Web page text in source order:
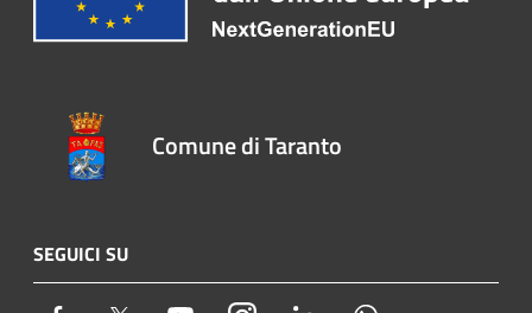
Comune di Taranto
SEGUICI SU